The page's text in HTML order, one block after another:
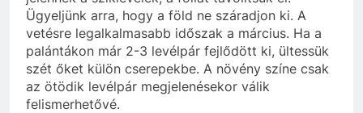
Ügyeljünk arra, hogy a föld ne száradjon ki. A
vetésre legalkalmasabb időszak a március. Ha a
palántákon már 2-3 levélpár fejlődött ki, ültessük
szét őket külön cserepekbe. A növény színe csak
az ötödik levélpár megjelenésekor válik
felismerhetővé.